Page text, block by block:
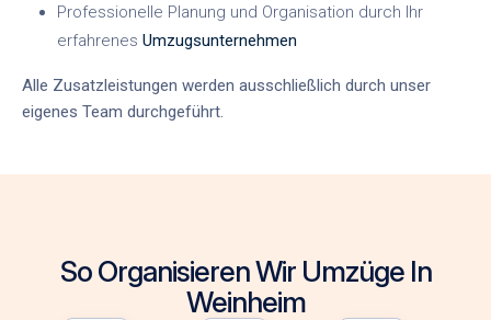
Professionelle Planung und Organisation durch Ihr
erfahrenes Umzugsunternehmen
Alle Zusatzleistungen werden ausschließlich durch unser
eigenes Team durchgeführt.
So Organisieren Wir Umzüge In
Weinheim